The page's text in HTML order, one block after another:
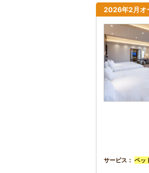
2026年2月オ
サービス ペッ